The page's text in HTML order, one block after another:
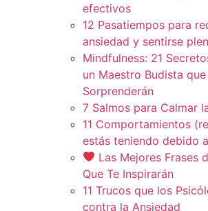
efectivos
12 Pasatiempos para
ansiedad y sentirse
Mindfulness: 21
un Maestro Budista
Sorprenderán
7 Salmos para Calmar
11 Comportamientos
estás teniendo debido
Las Mejores Frases
Que Te Inspirarán
11 Trucos que los
contra la Ansiedad